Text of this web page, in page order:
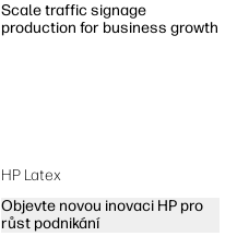
Scale traffic signage
production for business growth
HP Latex
Objevte novou inovaci HP pro
růst podnikání